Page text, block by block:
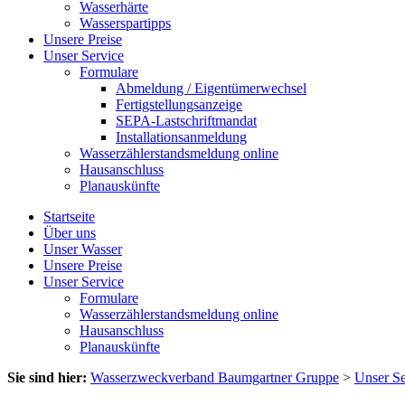
Wasserhärte
Wasserspartipps
Unsere Preise
Unser Service
Formulare
Abmeldung / Eigentümerwechsel
Fertigstellungsanzeige
SEPA-Lastschriftmandat
Installationsanmeldung
Wasserzählerstandsmeldung online
Hausanschluss
Planauskünfte
Startseite
Über uns
Unser Wasser
Unsere Preise
Unser Service
Formulare
Wasserzählerstandsmeldung online
Hausanschluss
Planauskünfte
Sie sind hier: Wasserzweckverband Baumgartner Gruppe > Unser